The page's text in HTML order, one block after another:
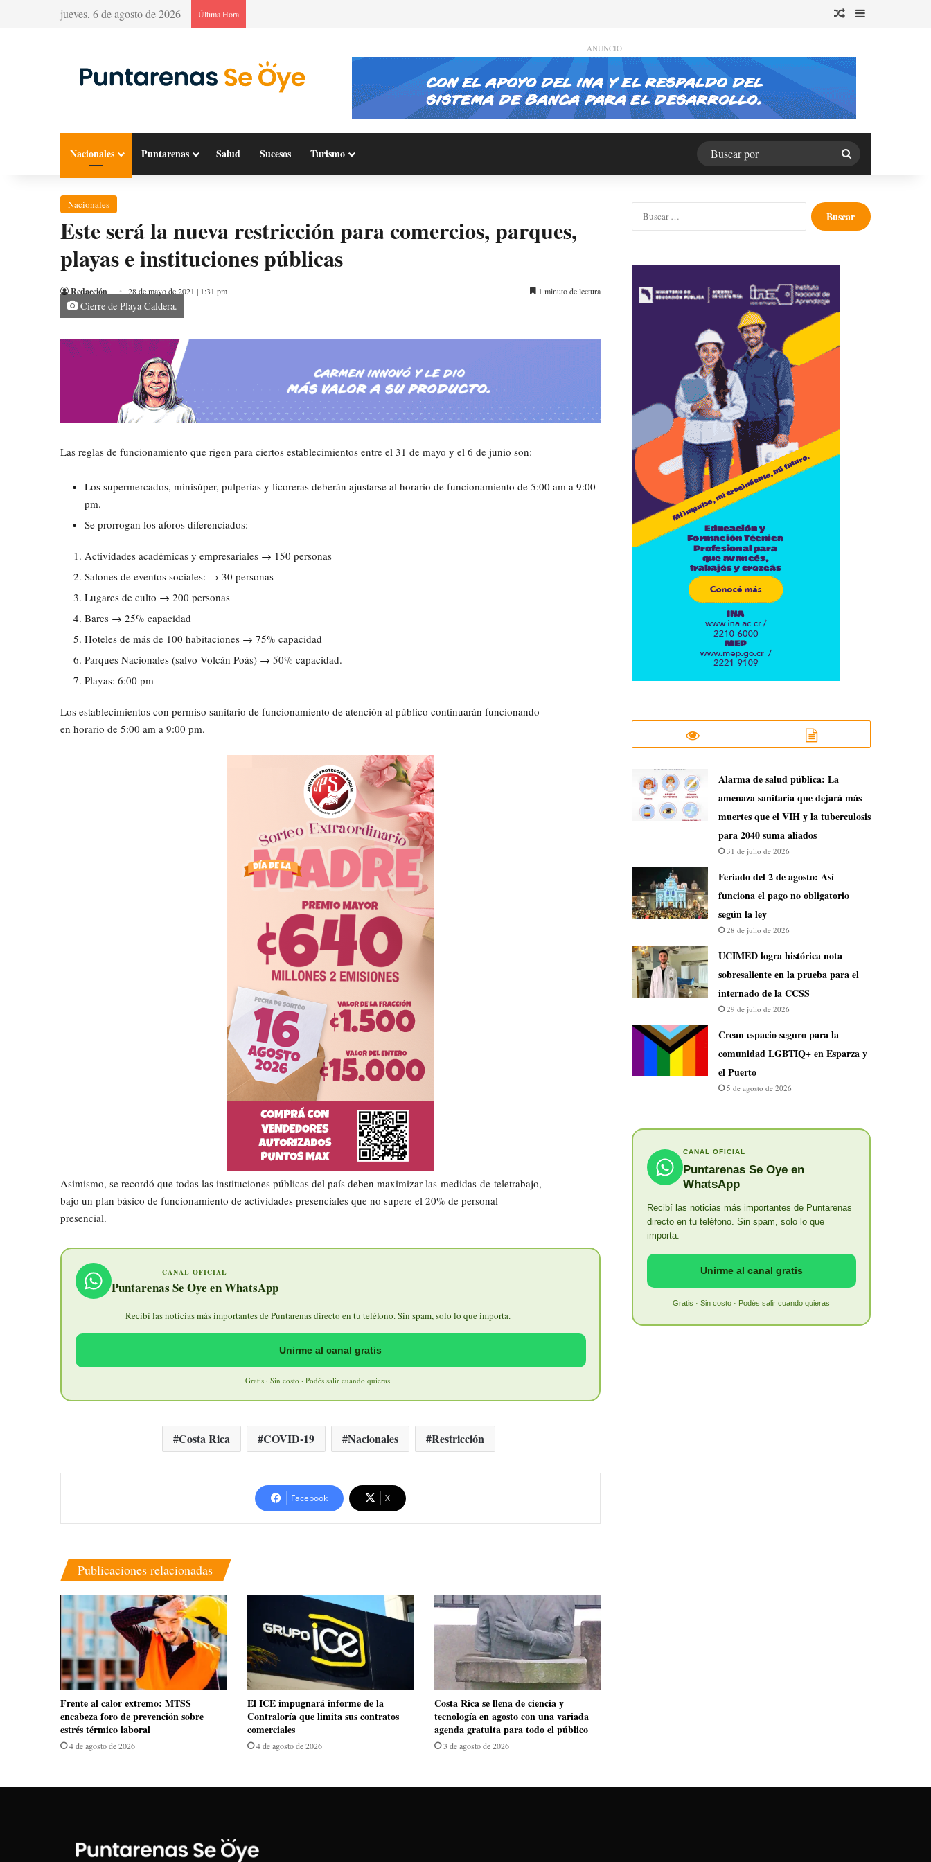
jueves, 6 de agosto de 2026 Última Hora Publicación al azar
Barra lateral
ANUNCIO
Nacionales Puntarenas Salud Sucesos Turismo
Buscar
por
Nacionales
Este será la nueva restricción para comercios, parques,
playas e instituciones públicas
Redacción 28 de mayo de 2021 | 1:31 pm 1 minuto de lectura
Cierre de Playa Caldera.
Las reglas de funcionamiento que rigen para ciertos establecimientos entre el 31 de mayo y el 6 de junio son:
Los supermercados, minisúper, pulperías y licoreras deberán ajustarse al horario de funcionamiento de 5:00 am a 9:00
pm.
Se prorrogan los aforos diferenciados:
Actividades académicas y empresariales → 150 personas
Salones de eventos sociales: → 30 personas
Lugares de culto → 200 personas
Bares → 25% capacidad
Hoteles de más de 100 habitaciones → 75% capacidad
Parques Nacionales (salvo Volcán Poás) → 50% capacidad.
Playas: 6:00 pm
Los establecimientos con permiso sanitario de funcionamiento de atención al público continuarán funcionando
en horario de 5:00 am a 9:00 pm.
Asimismo, se recordó que todas las instituciones públicas del país deben maximizar las medidas de teletrabajo,
bajo un plan básico de funcionamiento de actividades presenciales que no supere el 20% de personal
presencial.
CANAL OFICIAL
Puntarenas Se Oye en WhatsApp
Recibí las noticias más importantes de Puntarenas directo en tu teléfono. Sin spam, solo lo que importa.
Unirme al canal gratis
Gratis · Sin costo · Podés salir cuando quieras
Costa Rica COVID-19 Nacionales Restricción
Facebook X
Publicaciones relacionadas
Frente al calor extremo: MTSS
encabeza foro de prevención sobre
estrés térmico laboral
4 de agosto de 2026
El ICE impugnará informe de la
Contraloría que limita sus contratos
comerciales
4 de agosto de 2026
​Costa Rica se llena de ciencia y
tecnología en agosto con una variada
agenda gratuita para todo el público
3 de agosto de 2026
Buscar:
​Alarma de salud pública: La
amenaza sanitaria que dejará más
muertes que el VIH y la tuberculosis
para 2040 suma aliados
31 de julio de 2026
Feriado del 2 de agosto: Así
funciona el pago no obligatorio
según la ley
28 de julio de 2026
UCIMED logra histórica nota
sobresaliente en la prueba para el
internado de la CCSS
29 de julio de 2026
Crean espacio seguro para la
comunidad LGBTIQ+ en Esparza y
el Puerto
5 de agosto de 2026
CANAL OFICIAL
Puntarenas Se Oye en
WhatsApp
Recibí las noticias más importantes de Puntarenas
directo en tu teléfono. Sin spam, solo lo que
importa.
Unirme al canal gratis
Gratis · Sin costo · Podés salir cuando quieras